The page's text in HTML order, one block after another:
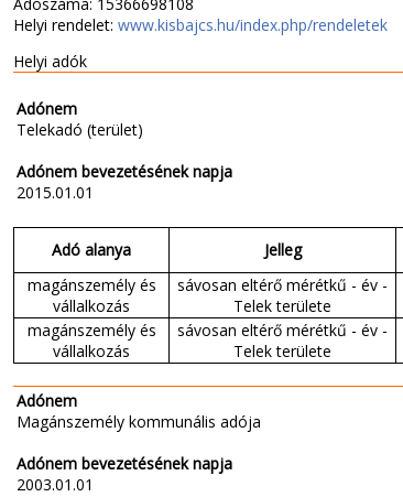
Helyi rendelet: www.kisbajcs.hu/index.php/rendeletek
Helyi adók
Adónem
Telekadó (terület)
Adónem bevezetésének napja
2015.01.01
Adó alanya Jelleg
magánszemély és
vállalkozás
sávosan eltérő mérétkű - év -
Telek területe
magánszemély és
vállalkozás
sávosan eltérő mérétkű - év -
Telek területe
Adónem
Magánszemély kommunális adója
Adónem bevezetésének napja
2003.01.01